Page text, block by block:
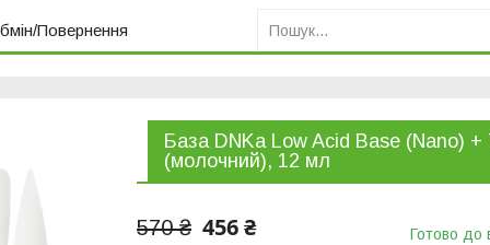
Повернення
База DNKa Low Acid Base (Nano) +
(молочний), 12 мл
570 ₴ 456 ₴ Готово до